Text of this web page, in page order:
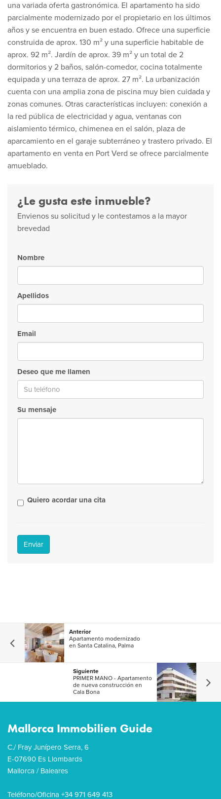
una variada oferta gastronómica. El apartamento ha sido
parcialmente modernizado por el propietario en los últimos
años y se encuentra en buen estado. Ofrece una superficie
construida de aprox. 130 m² y una superficie habitable de
aprox. 92 m². Jardín de aprox. 39 m² y un total de 2
dormitorios y 2 baños, salón-comedor, cocina totalmente
equipada y una terraza de aprox. 27 m². La urbanización
cuenta con una amplia zona de piscina muy bien cuidada y
zonas comunes. Otras características incluyen: conexión a
la red pública de electricidad y agua, ventanas con
aislamiento térmico, chimenea en el salón, plaza de
aparcamiento en el garaje subterráneo y trastero privado. El
apartamento en venta en Port Verd se ofrece parcialmente
amueblado.
¿Le gusta este inmueble?
Envienos su solicitud y le contestamos a la mayor
brevedad
Nombre
Apellidos
Email
Deseo que me llamen
Su mensaje
Quiero acordar una cita
Enviar
Anterior
Apartamento modernizado
en Santa Catalina, Palma
Siguiente
PRIMER MANO - Apartamento
de nueva construcción en
Cala Bona
Mallorca Immobilien Guide
C./ Fray Junípero Serra, 6
E-07690 Es Llombards
Mallorca / Baleares
Teléfono/Oficina +34 971 649 413